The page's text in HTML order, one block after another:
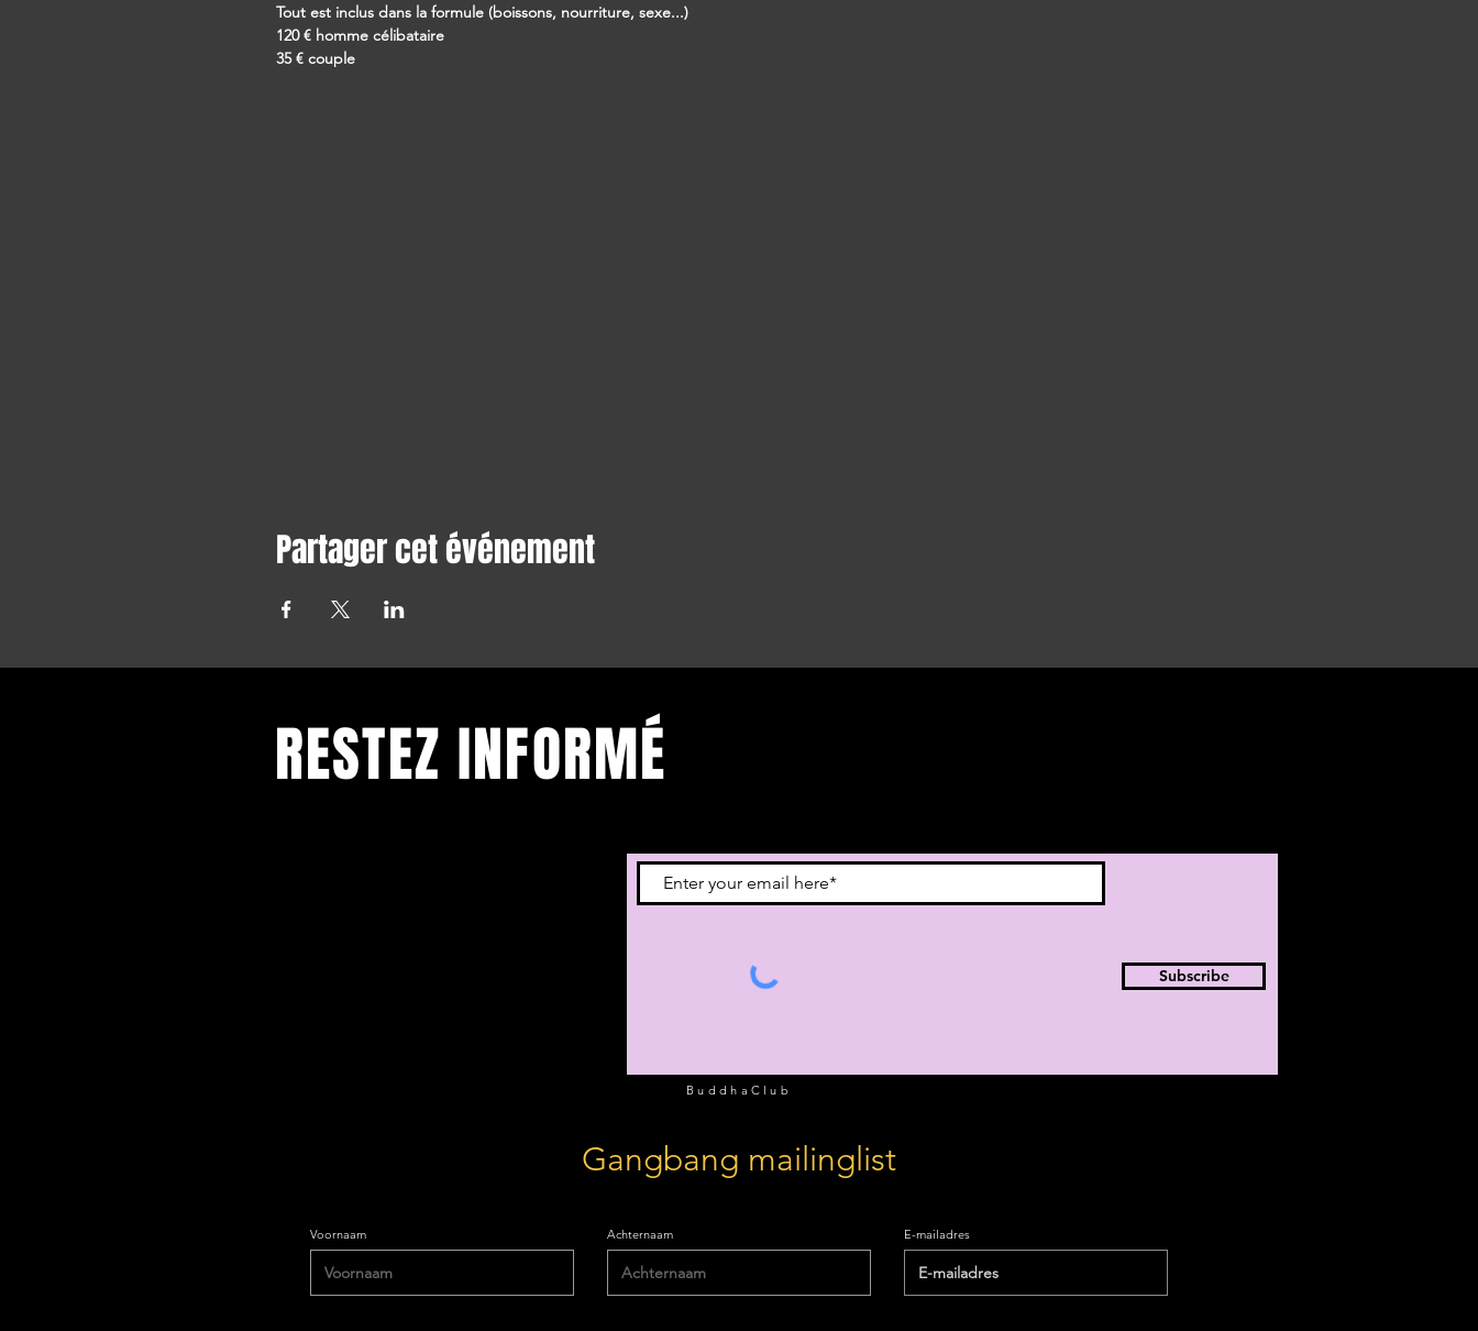
Tout est inclus dans la formule (boissons, nourriture, sexe...)
120 € homme célibataire
35 € couple
Partager cet événement
RESTEZ INFORMÉ
Subscribe
BuddhaClub
Gangbang mailinglist
Voornaam Achternaam E-mailadres